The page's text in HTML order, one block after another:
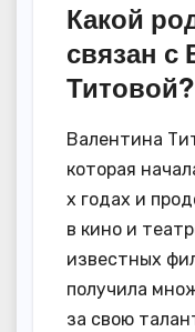
Какой
связан с
Титовой?
Валентина
которая
х годах и
в кино и
известных
получила
за свою